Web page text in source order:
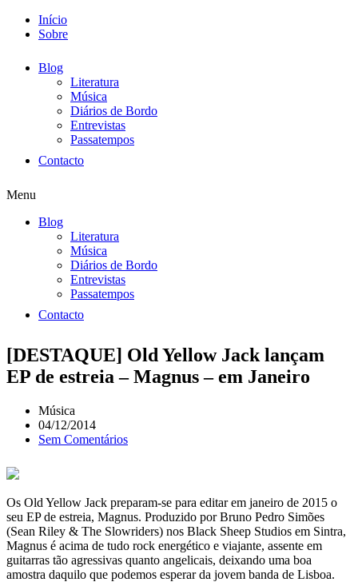
Início
Sobre
Blog
Literatura
Música
Diários de Bordo
Entrevistas
Passatempos
Contacto
Menu
Blog
Literatura
Música
Diários de Bordo
Entrevistas
Passatempos
Contacto
[DESTAQUE] Old Yellow Jack lançam
EP de estreia – Magnus – em Janeiro
Música
04/12/2014
Sem Comentários
Os Old Yellow Jack preparam-se para editar em janeiro de 2015 o
seu EP de estreia, Magnus. Produzido por Bruno Pedro Simões
(Sean Riley & The Slowriders) nos Black Sheep Studios em Sintra,
Magnus é acima de tudo rock energético e viajante, assente em
guitarras tão agressivas quanto angelicais, deixando uma boa
amostra daquilo que podemos esperar da jovem banda de Lisboa.